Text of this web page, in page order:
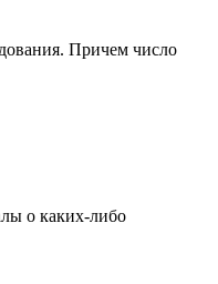
Причем число
о каких-либо